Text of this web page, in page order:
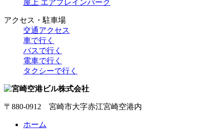
屋上 エアプレインパーク
アクセス・駐車場
交通アクセス
車で行く
バスで行く
電車で行く
タクシーで行く
〒880-0912 宮崎市大字赤江宮崎空港内
ホーム